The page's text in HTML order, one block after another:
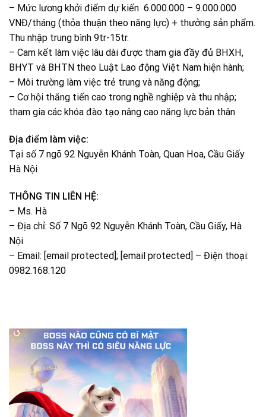
– Mức lương khởi điểm dự kiến 6.000.000 – 9.000.000
VNĐ/tháng (thỏa thuận theo năng lực) + thưởng sản phẩm.
Thu nhập trung bình 9tr-15tr.
– Cam kết làm việc lâu dài được tham gia đầy đủ BHXH,
BHYT và BHTN theo Luật Lao động Việt Nam hiện hành;
– Môi trường làm việc trẻ trung và năng động;
– Cơ hội thăng tiến cao trong nghề nghiệp và thu nhập;
tham gia các khóa đào tạo nâng cao năng lực bản thân
Địa điểm làm việc:
Tại số 7 ngõ 92 Nguyễn Khánh Toàn, Quan Hoa, Cầu Giấy
Hà Nội
THÔNG TIN LIÊN HỆ:
– Ms. Hà
– Địa chỉ: Số 7 Ngõ 92 Nguyễn Khánh Toàn, Cầu Giấy, Hà
Nội
– Email: [email protected]; [email protected] – Điện thoại:
0982.168.120